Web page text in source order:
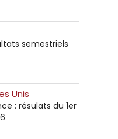
semestriels
Unis
: résulats du 1er